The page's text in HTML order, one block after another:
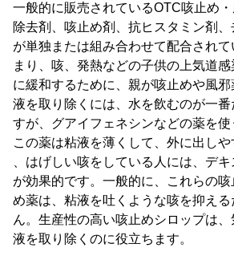
一般的に販売されているOTC咳止め
除去剤、咳止め剤、抗ヒスタミン剤
が単独または組み合わせて配合され
まり、咳、発熱などの子供の上気道
に緩和するために、親が咳止めや風
液を取り除くには、水を飲むのが一番
すが、グアイフェネシンなどの薬を使
この薬は粘液を薄くして、外に出し
、はげしい咳をしている人には、デ
が効果的です。一般的に、これらの
め薬は、粘液を吐くような咳を抑え
ん。生産性の高い咳止めシロップは
液を取り除くのに役立ちます。